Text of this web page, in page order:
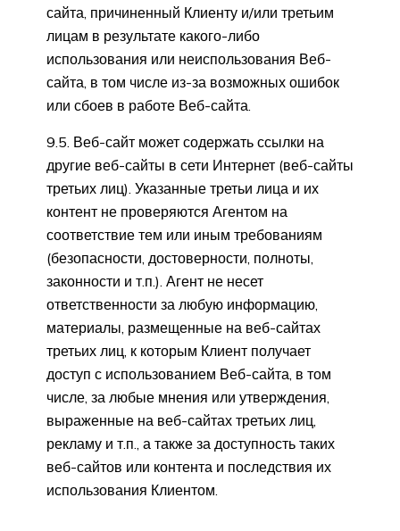
сайта, причиненный Клиенту и/или третьим
лицам в результате какого-либо
использования или неиспользования Веб-
сайта, в том числе из-за возможных ошибок
или сбоев в работе Веб-сайта.
9.5. Веб-сайт может содержать ссылки на
другие веб-сайты в сети Интернет (веб-сайты
третьих лиц). Указанные третьи лица и их
контент не проверяются Агентом на
соответствие тем или иным требованиям
(безопасности, достоверности, полноты,
законности и т.п.). Агент не несет
ответственности за любую информацию,
материалы, размещенные на веб-сайтах
третьих лиц, к которым Клиент получает
доступ с использованием Веб-сайта, в том
числе, за любые мнения или утверждения,
выраженные на веб-сайтах третьих лиц,
рекламу и т.п., а также за доступность таких
веб-сайтов или контента и последствия их
использования Клиентом.